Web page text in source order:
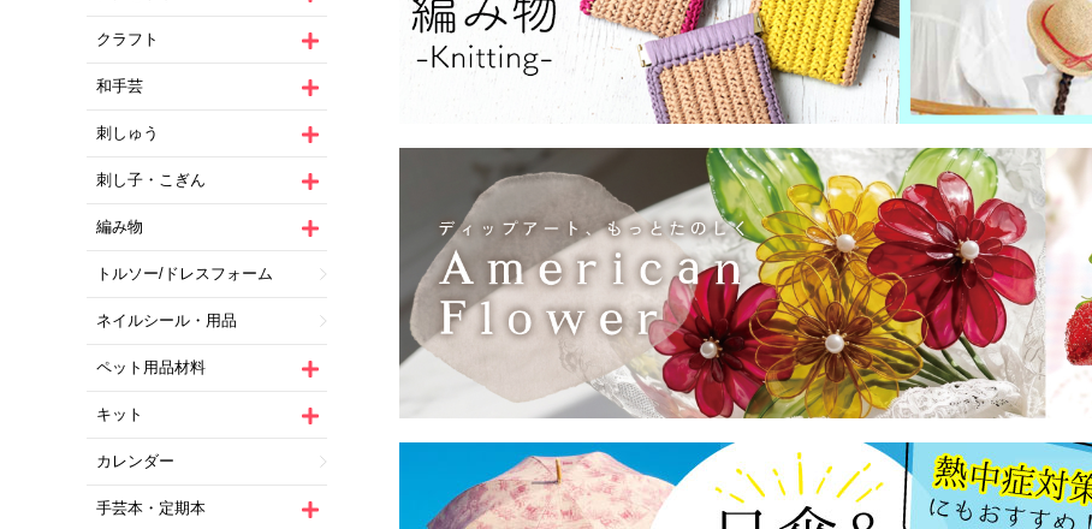
クラフト
和手芸
刺しゅう
刺し子・こぎん
編み物
トルソー/ドレスフォーム
ネイルシール・用品
ペット用品材料
キット
カレンダー
手芸本・定期本